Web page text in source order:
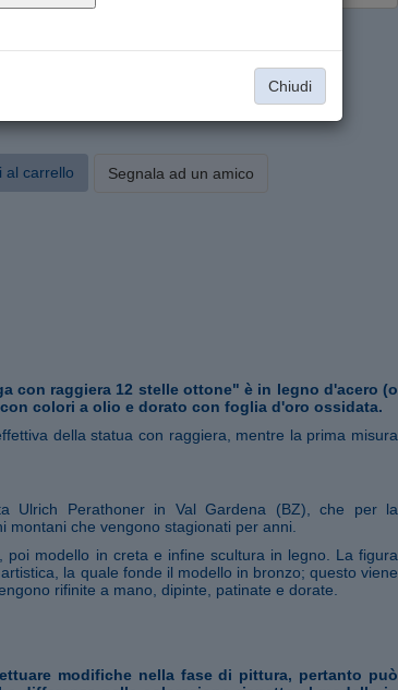
Chiudi
cm
al carrello Segnala ad un amico
con raggiera 12 stelle ottone" è in legno d'acero (o
colori a olio e dorato con foglia d'oro ossidata.
della statua con raggiera, mentre la prima misura
Ulrich Perathoner in Val Gardena (BZ), che per la
che vengono stagionati per anni.
modello in creta e infine scultura in legno. La figura
la quale fonde il modello in bronzo; questo viene
rifinite a mano, dipinte, patinate e dorate.
modifiche nella fase di pittura, pertanto può